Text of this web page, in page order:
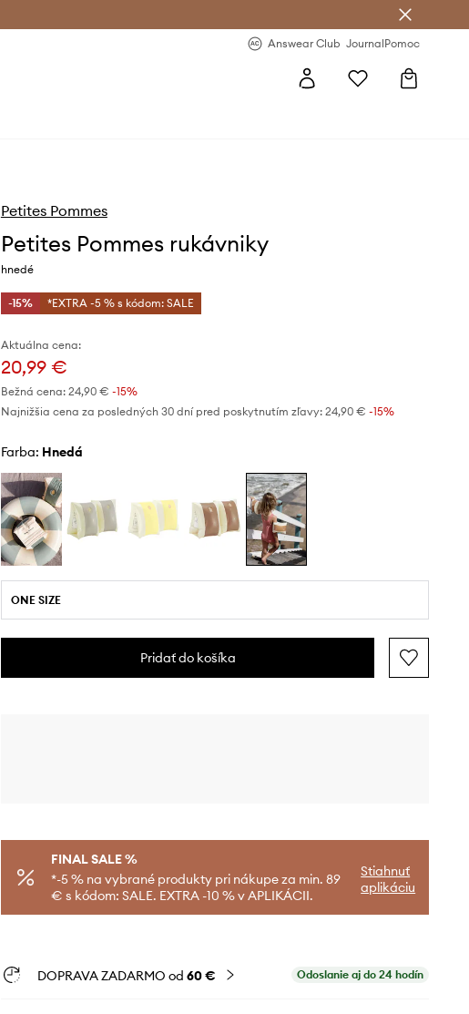
Answear Club JournalPomoc
Petites Pommes
Petites Pommes rukávniky
hnedé
-15% *EXTRA -5 % s kódom: SALE
Aktuálna cena:
20,99 €
Bežná cena: 24,90 € -15%
Najnižšia cena za posledných 30 dní pred poskytnutím zľavy: 24,90 € -15%
Farba: hnedá
ONE SIZE
Pridať do košíka
FINAL SALE %
*-5 % na vybrané produkty pri nákupe za min. 89
€ s kódom: SALE. EXTRA -10 % v APLIKÁCII.
Stiahnuť
aplikáciu
DOPRAVA ZADARMO od 60 € Odoslanie aj do 24 hodín